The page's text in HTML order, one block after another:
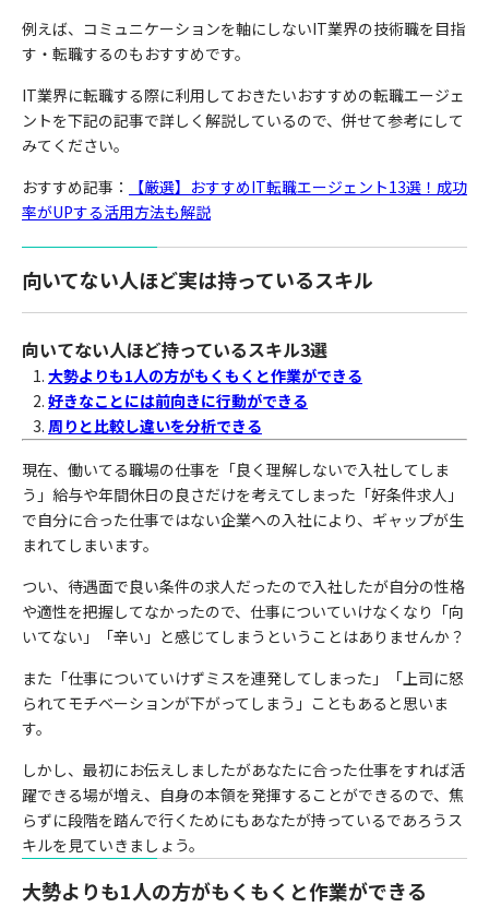
例えば、コミュニケーションを軸にしないIT業界の技術職を目指
す・転職するのもおすすめです。
IT業界に転職する際に利用しておきたいおすすめの転職エージェ
ントを下記の記事で詳しく解説しているので、併せて参考にして
みてください。
おすすめ記事：
【厳選】おすすめIT転職エージェント13選！成功
率がUPする活用方法も解説
向いてない人ほど実は持っているスキル
向いてない人ほど持っているスキル3選
大勢よりも1人の方がもくもくと作業ができる
好きなことには前向きに行動ができる
周りと比較し違いを分析できる
現在、働いてる職場の仕事を「良く理解しないで入社してしま
う」給与や年間休日の良さだけを考えてしまった「好条件求人」
で自分に合った仕事ではない企業への入社により、ギャップが生
まれてしまいます。
つい、待遇面で良い条件の求人だったので入社したが自分の性格
や適性を把握してなかったので、仕事についていけなくなり「向
いてない」「辛い」と感じてしまうということはありませんか？
また「仕事についていけずミスを連発してしまった」「上司に怒
られてモチベーションが下がってしまう」こともあると思いま
す。
しかし、最初にお伝えしましたがあなたに合った仕事をすれば活
躍できる場が増え、自身の本領を発揮することができるので、焦
らずに段階を踏んで行くためにもあなたが持っているであろうス
キルを見ていきましょう。
大勢よりも1人の方がもくもくと作業ができる